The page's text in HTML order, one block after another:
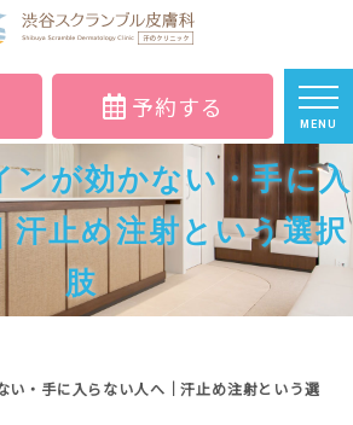
予約する
MENU
ンが効かない・手に入
汗止め注射という選択
肢
い・手に入らない人へ｜汗止め注射という選